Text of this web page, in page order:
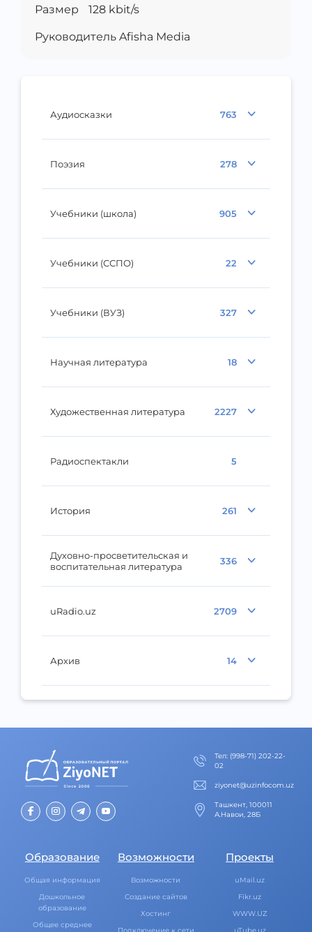
Аудиосказки 763
Поэзия 278
Учебники (школа) 905
Учебники (ССПО) 22
Учебники (ВУЗ) 327
Научная литература 18
Художественная литература 2227
Радиоспектакли 5
История 261
Духовно-просветительская и
воспитательная литература
336
uRadio.uz 2709
Архив 14
Размер
128kbit/s
Руководитель Afisha Media
Тел: (998-71) 202-22-
02
ziyonet@uzinfocom.uz
Ташкент, 100011
А.Навои, 28Б
Образование
Общая информация
Дошкольное
образование
Общее среднее
Возможности
Возможности
Создание сайтов
Хостинг
Подключение к сети
Проекты
uMail.uz
Fikr.uz
WWW.UZ
uTube.uz